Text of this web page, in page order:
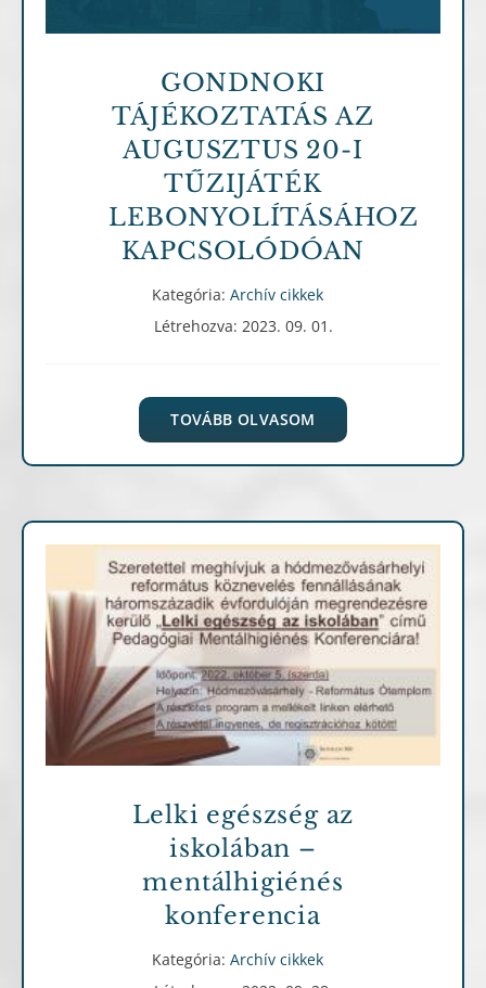
GONDNOKI
TÁJÉKOZTATÁS AZ
AUGUSZTUS 20-I
TŰZIJÁTÉK
LEBONYOLÍTÁSÁHOZ
KAPCSOLÓDÓAN
Kategória: Archív cikkek
Létrehozva: 2023. 09. 01.
TOVÁBB OLVASOM
Archív cikkek
Lelki egészség az
iskolában –
mentálhigiénés
konferencia
Kategória: Archív cikkek